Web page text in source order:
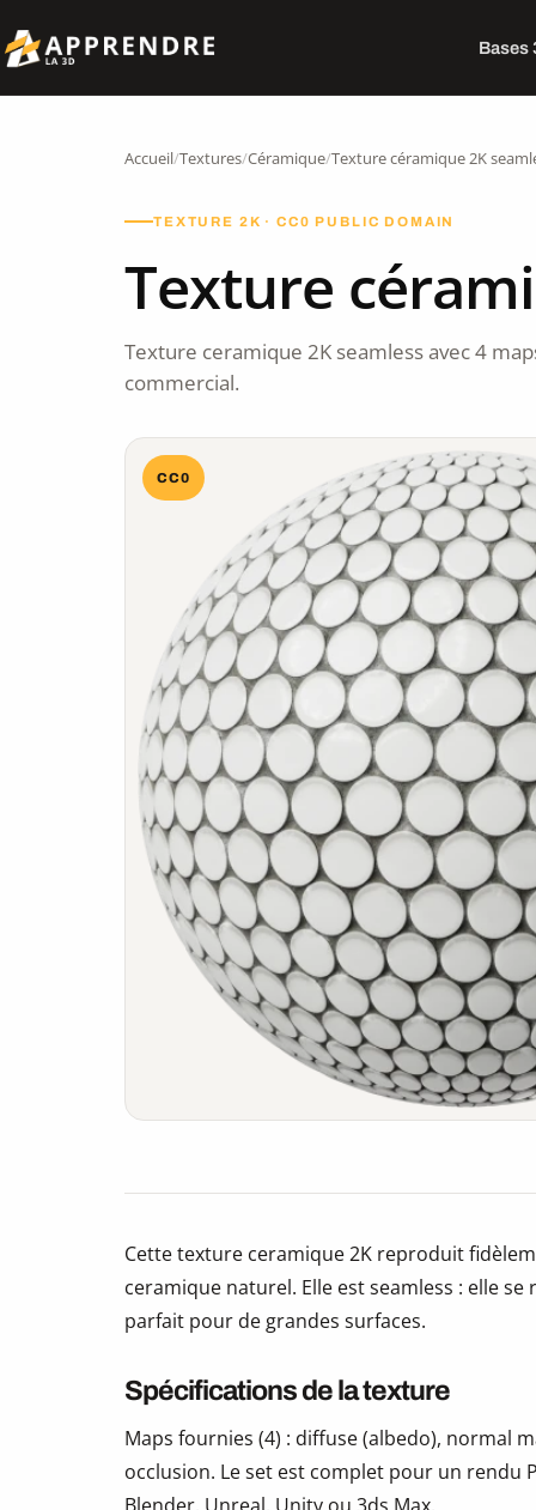
Bases
Accueil/Textures/Céramique/Texture céramique 2K
TEXTURE 2K · CC0 PUBLIC DOMAIN
Texture
Texture ceramique 2K seamless avec 4
commercial.
CC0
Cette texture ceramique 2K reproduit
ceramique naturel. Elle est seamless : elle
parfait pour de grandes surfaces.
Spécifications de la texture
Maps fournies (4) : diffuse (albedo), normal
occlusion. Le set est complet pour un rendu